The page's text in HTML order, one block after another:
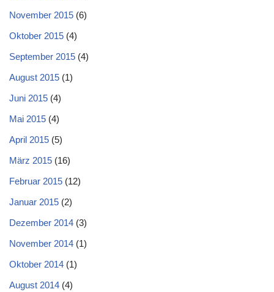
November 2015 (6)
Oktober 2015 (4)
September 2015 (4)
August 2015 (1)
Juni 2015 (4)
Mai 2015 (4)
April 2015 (5)
März 2015 (16)
Februar 2015 (12)
Januar 2015 (2)
Dezember 2014 (3)
November 2014 (1)
Oktober 2014 (1)
August 2014 (4)